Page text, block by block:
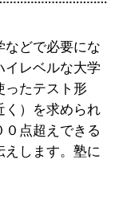
どで必要にな
イレベルな大学
ったテスト形
く）を求められ
０点超えできる
えします。塾に